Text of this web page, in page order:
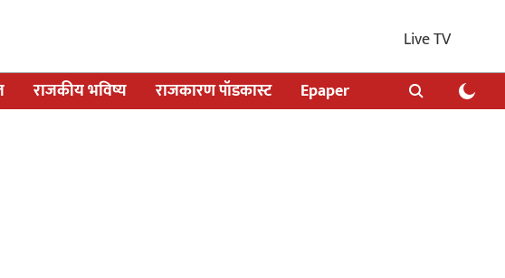
Live TV
राजकीय भविष्य राजकारण पॉडकास्ट Epaper